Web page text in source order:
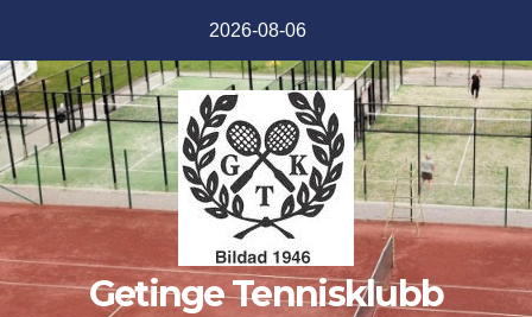
innehåll
2026-08-06
Getinge Tennisklubb